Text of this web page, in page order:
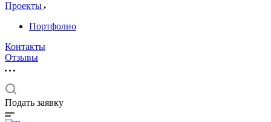
Проекты
Портфолио
Контакты
Отзывы
Подать заявку